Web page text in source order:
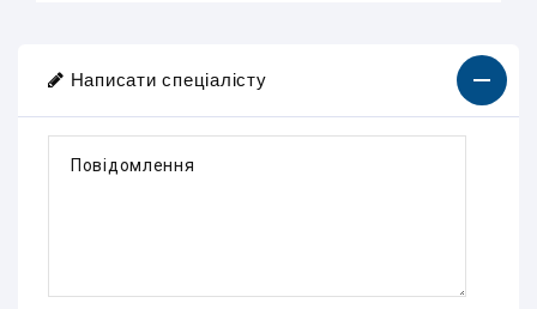
Написати спеціалісту
Повідомлення